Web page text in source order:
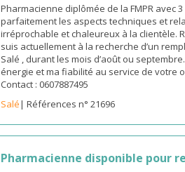
Pharmacienne diplômée de la FMPR avec
parfaitement les aspects techniques et
irréprochable et chaleureux à la clientèle.
suis actuellement à la recherche d’un
Salé , durant les mois d’août ou
énergie et ma fiabilité au service de votre
Contact : 0607887495
Salé| Références n° 21696
Pharmacienne disponible pour